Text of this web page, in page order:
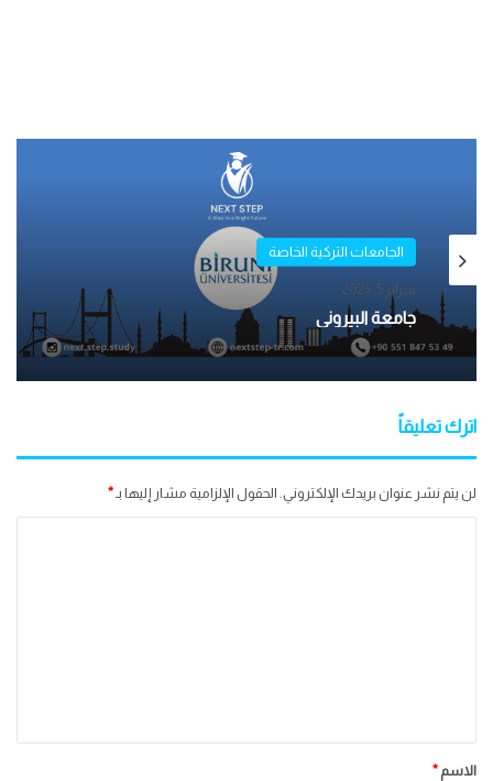
الجامعات التركية الخاصة
فبراير 5, 2026
جامعة البيروني
الجامعات التركية الخاصة
جامعة بيكنت – İSTANBUL BEYKENT
ÜNİVERSİTESİ
اترك تعليقاً
لن يتم نشر عنوان بريدك الإلكتروني. الحقول الإلزامية مشار إليها بـ*
*
الاسم *